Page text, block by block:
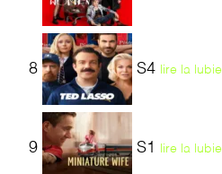
8 S4 lire la lubie
9 S1 lire la lubie